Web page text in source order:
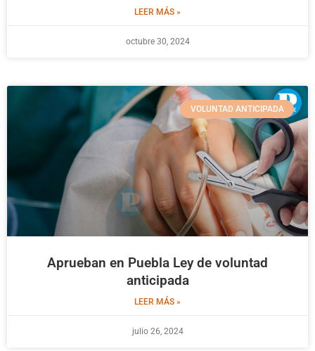
LEER MÁS »
octubre 30, 2024
VOLUNTAD ANTICIPADA
Aprueban en Puebla Ley de voluntad
anticipada
LEER MÁS »
julio 26, 2024